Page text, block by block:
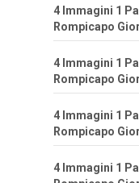
4 Immagini 1
Rompicapo
4 Immagini 1
Rompicapo
4 Immagini 1
Rompicapo
4 Immagini 1